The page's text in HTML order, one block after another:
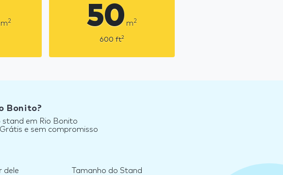
m2 50 m2
600 ft2
Bonito?
em Rio Bonito
e sem compromisso
dele Tamanho do Stand